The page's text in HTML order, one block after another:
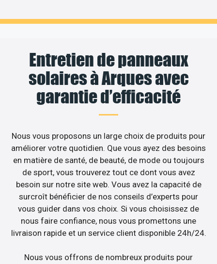
Entretien de panneaux
solaires à Arques avec
garantie d’efficacité
Nous vous proposons un large choix de produits pour
améliorer votre quotidien. Que vous ayez des besoins
en matière de santé, de beauté, de mode ou toujours
de sport, vous trouverez tout ce dont vous avez
besoin sur notre site web. Vous avez la capacité de
surcroît bénéficier de nos conseils d’experts pour
vous guider dans vos choix. Si vous choisissez de
nous faire confiance, nous vous promettons une
livraison rapide et un service client disponible 24h/24.
Nous vous offrons de nombreux produits pour